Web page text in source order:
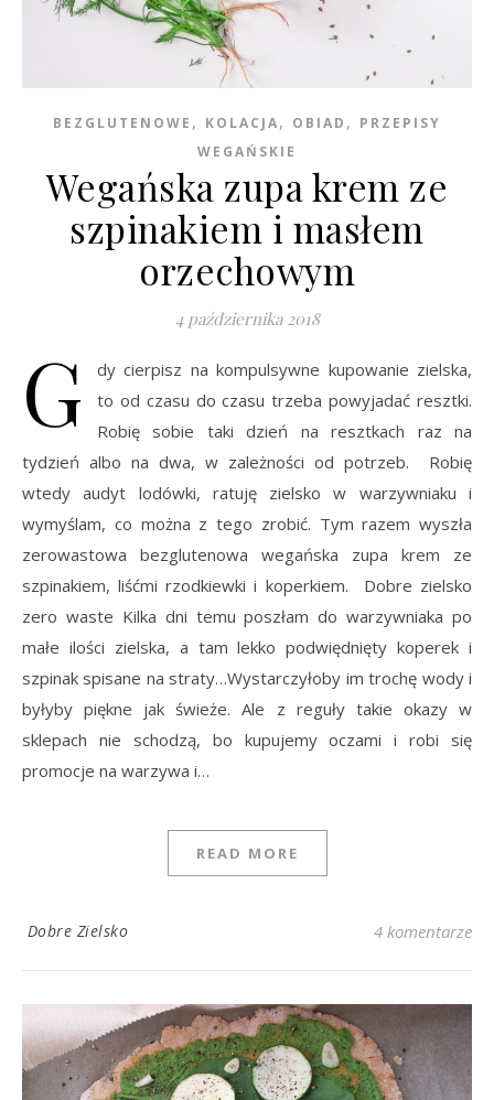
BEZGLUTENOWE , KOLACJA, OBIAD , PRZEPISY
WEGAŃSKIE
Wegańska zupa krem ze
szpinakiem i masłem
orzechowym
4 października 2018
G
dy cierpisz na kompulsywne kupowanie zielska,
to od czasu do czasu trzeba powyjadać resztki.
Robię sobie taki dzień na resztkach raz na
tydzień albo na dwa, w zależności od potrzeb. Robię
wtedy audyt lodówki, ratuję zielsko w warzywniaku i
wymyślam, co można z tego zrobić. Tym razem wyszła
zerowastowa bezglutenowa wegańska zupa krem ze
szpinakiem, liśćmi rzodkiewki i koperkiem. Dobre zielsko
zero waste Kilka dni temu poszłam do warzywniaka po
małe ilości zielska, a tam lekko podwiędnięty koperek i
szpinak spisane na straty…Wystarczyłoby im trochę wody i
byłyby piękne jak świeże. Ale z reguły takie okazy w
sklepach nie schodzą, bo kupujemy oczami i robi się
promocje na warzywa i…
READ MORE
Dobre Zielsko 4 komentarze